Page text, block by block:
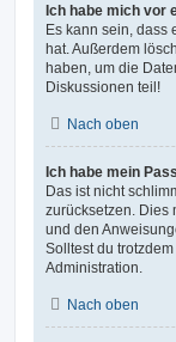
Ich habe mich vor
Es kann sein, dass
hat. Außerdem
haben, um die
Diskussionen teil!
Nach oben
Ich habe mein
Das ist nicht
zurücksetzen. Dies
und den
Solltest du
Administration.
Nach oben